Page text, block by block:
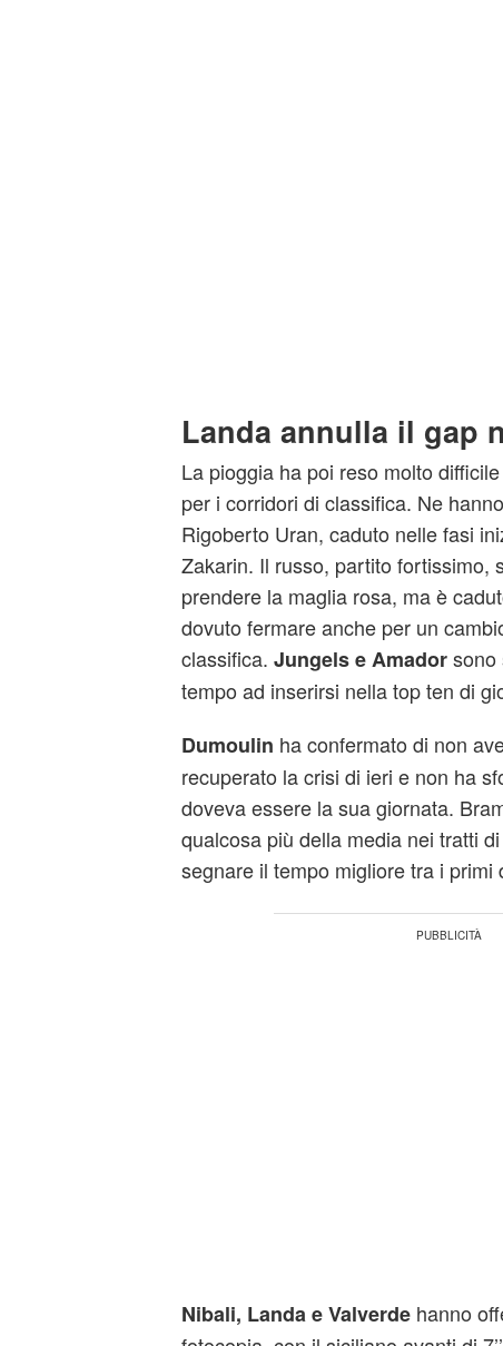
Landa annulla il gap
La pioggia ha poi reso molto
per i corridori di classifica. Ne
Rigoberto Uran, caduto nelle fasi
Zakarin. Il russo, partito fortissimo,
prendere la maglia rosa, ma è
dovuto fermare anche per un
classifica. Jungels e Amadorsono
tempo ad inserirsi nella top ten di
Dumoulin ha confermato di non
recuperato la crisi di ieri e non ha
doveva essere la sua giornata.
qualcosa più della media nei tratti
segnare il tempo migliore tra i primi
Nibali, Landa e Valverdehanno